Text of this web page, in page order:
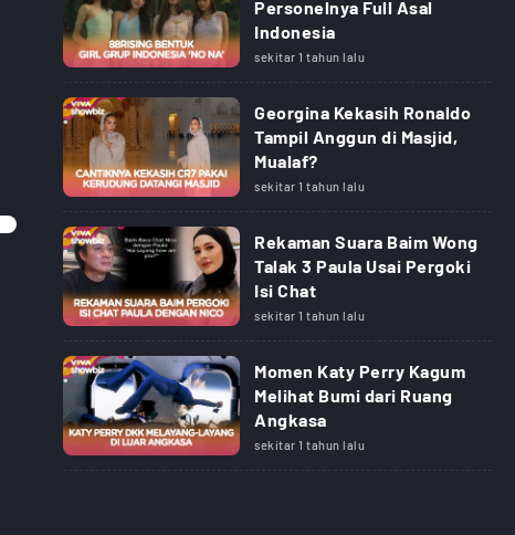
Personelnya Full Asal
Indonesia
sekitar 1 tahun lalu
Georgina Kekasih Ronaldo
Tampil Anggun di Masjid,
Mualaf?
sekitar 1 tahun lalu
Rekaman Suara Baim Wong
Talak 3 Paula Usai Pergoki
Isi Chat
sekitar 1 tahun lalu
Momen Katy Perry Kagum
Melihat Bumi dari Ruang
Angkasa
sekitar 1 tahun lalu